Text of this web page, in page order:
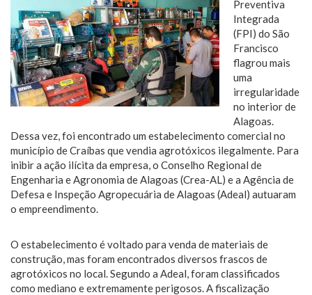
Preventiva
Integrada
(FPI) do São
Francisco
flagrou mais
uma
irregularidade
no interior de
Alagoas.
Dessa vez, foi encontrado um estabelecimento comercial no
município de Craíbas que vendia agrotóxicos ilegalmente. Para
inibir a ação ilícita da empresa, o Conselho Regional de
Engenharia e Agronomia de Alagoas (Crea-AL) e a Agência de
Defesa e Inspeção Agropecuária de Alagoas (Adeal) autuaram
o empreendimento.
O estabelecimento é voltado para venda de materiais de
construção, mas foram encontrados diversos frascos de
agrotóxicos no local. Segundo a Adeal, foram classificados
como mediano e extremamente perigosos. A fiscalização